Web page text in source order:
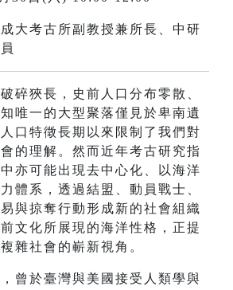
大考古所副教授兼所長、中研
碎狹長，史前人口分布零散、
唯一的大型聚落僅見於卑南遺
口特徵長期以來限制了我們對
的理解。然而近年考古研究指
亦可能出現去中心化、以海洋
體系，透過結盟、動員戰士、
與掠奪行動形成新的社會組織
文化所展現的海洋性格，正提
雜社會的嶄新視角。
曾於臺灣與美國接受人類學與